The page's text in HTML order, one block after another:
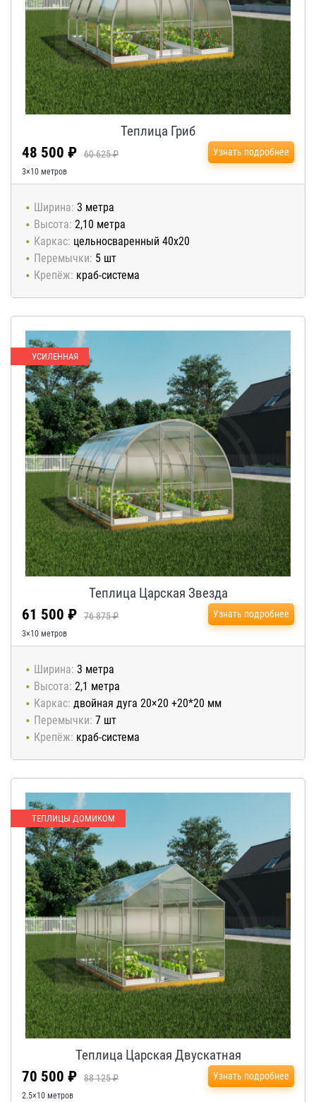
Теплица Гриб
48 500 ₽ 60 625 ₽
3×10 метров
Узнать подробнее
Ширина: 3 метра
Высота: 2,10 метра
Каркас: цельносваренный 40х20
Перемычки: 5 шт
Крепёж: краб-система
УСИЛЕННАЯ
Теплица Царская Звезда
61 500 ₽ 76 875 ₽
3×10 метров
Узнать подробнее
Ширина: 3 метра
Высота: 2,1 метра
Каркас: двойная дуга 20×20 +20*20 мм
Перемычки: 7 шт
Крепёж: краб-система
ТЕПЛИЦЫ ДОМИКОМ
Теплица Царская Двускатная
70 500 ₽ 88 125 ₽
2.5×10 метров
Узнать подробнее